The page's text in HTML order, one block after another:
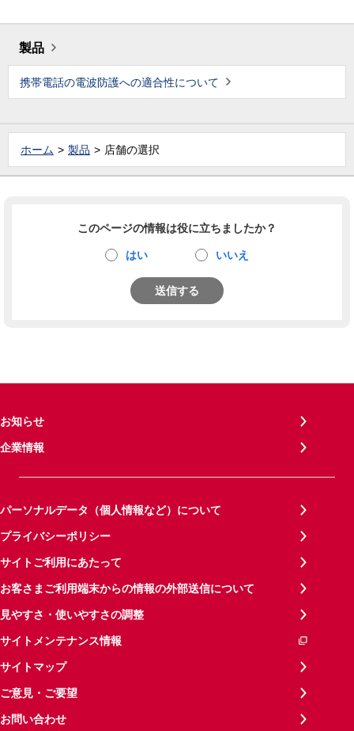
製品
携帯電話の電波防護への適合性について
ホーム 製品 店舗の選択
このページの情報は役に立ちましたか？
はい いいえ
送信する
お知らせ
企業情報
パーソナルデータ（個人情報など）について
プライバシーポリシー
サイトご利用にあたって
お客さまご利用端末からの情報の外部送信について
見やすさ・使いやすさの調整
サイトメンテナンス情報
サイトマップ
ご意見・ご要望
お問い合わせ